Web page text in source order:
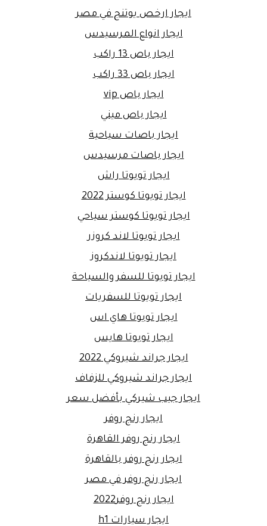
ايجار ارخص يوتنج في مصر
ايجار انواع المرسيدس
ايجار باص 13 راكب
ايجار باص 33 راكب
ايجار باص vip
ايجار باص ميني
ايجار باصات سياحية
ايجار باصات مرسيدس
ايجار تويوتا راش
ايجار تويوتا كوستر 2022
ايجار تويوتا كوستر سياحي
ايجار تويوتا لاند كروزر
ايجار تويوتا لاندكروز
ايجار تويوتا للسفر والسياحة
ايجار تويوتا للسفريات
ايجار تويوتا هاي اس
ايجار تويوتا هايس
ايجار جراند شيروكي 2022
ايجار جراند شيروكي للزفاف
ايجار جيب شيركي بأفضل سعر
ايجار رنج روفر
ايجار رنج روفر القاهرة
ايجار رنج روفر بالقاهرة
ايجار رنج روفر في مصر
ايجار رنج روفر2022
ايجار سيارات h1